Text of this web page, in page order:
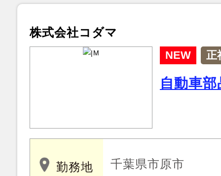
株式会社コダマ
NEW 正
自動車
勤務地 千葉県市原市